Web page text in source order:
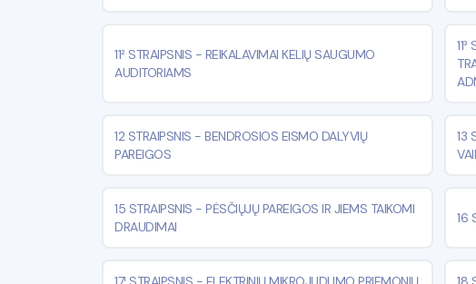
11² STRAIPSNIS - REIKALAVIMAI KELIŲ SAUGUMO
AUDITORIAMS
12 STRAIPSNIS - BENDROSIOS EISMO DALYVIŲ
PAREIGOS
13
15 STRAIPSNIS - PĖSČIŲJŲ PAREIGOS IR JIEMS TAIKOMI
DRAUDIMAI
16